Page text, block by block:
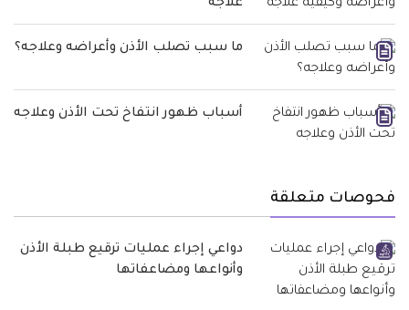
علاجه
ما سبب تصلب الأذن وأعراضه وعلاجه؟
أسباب ظهور انتفاخ تحت الأذن وعلاجه
فحوصات متعلقة
دواعي إجراء عمليات ترقيع طبلة الأذن
وأنواعها ومضاعفاتها